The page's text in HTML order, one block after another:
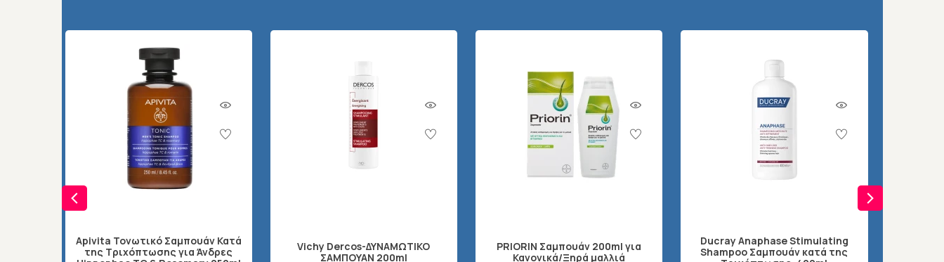
Apivita Τονωτικό Σαμπουάν Κατά
της Τριχόπτωσης για Άνδρες
Vichy Dercos-ΔΥΝΑΜΩΤΙΚΟ
ΣΑΜΠΟΥΑΝ 200ml
PRIORIN Σαμπουάν 200ml για
Κανονικά/Ξηρά μαλλιά
Ducray Anaphase Stimulating
Shampoo Σαμπουάν κατά της